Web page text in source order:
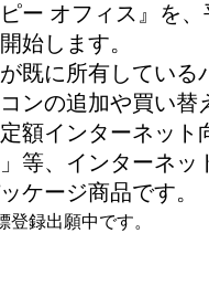
ー オフィス』を
始します。
既に所有している
ンの追加や買い替
額インターネット
等、インターネッ
ケージ商品です。
録出願中です。